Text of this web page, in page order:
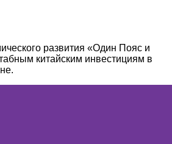
развития «Один Пояс и
китайским инвестициям в
саммита ШОС в июне 2018